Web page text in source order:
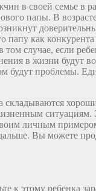
в своей семье в
папы. В
папу как
случае, если
в жизни будут
будут проблемы.
складываются
ситуациям.
личным
Вы можете
к этому ребенка